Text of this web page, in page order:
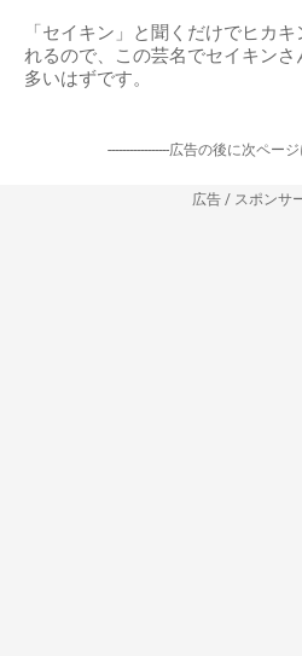
「セイキン」と聞くだけでヒカ
れるので、この芸名でセイキン
多いはずです。
-----------------広告の後に次ページ
広告 / スポンサ